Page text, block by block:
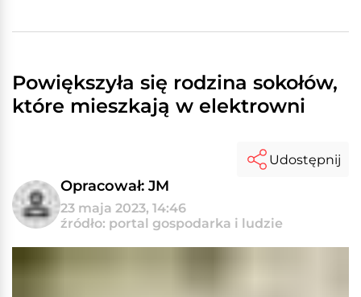
Powiększyła się rodzina sokołów,
które mieszkają w elektrowni
Opracował: JM
23 maja 2023, 14:46
źródło: portal gospodarka i ludzie
Udostępnij